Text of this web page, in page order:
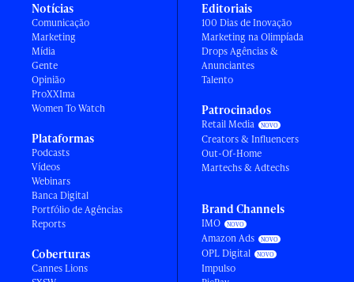
Notícias
Comunicação
Marketing
Mídia
Gente
Opinião
ProXXIma
Women To Watch
Plataformas
Podcasts
Vídeos
Webinars
Banca Digital
Portfólio de Agências
Reports
Coberturas
Cannes Lions
Editoriais
100 Dias de Inovação
Marketing na Olimpíada
Drops Agências &
Anunciantes
Talento
Patrocinados
Retail Media
Creators & Influencers
Out-Of-Home
Martechs & Adtechs
Brand Channels
IMO
Amazon Ads
OPL Digital
Impulso